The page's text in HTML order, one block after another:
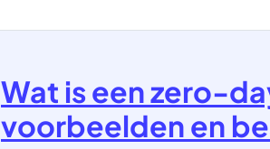
Wat is een zero-
voorbeelden en